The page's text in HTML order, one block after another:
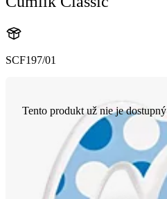
SCF197/01
Tento produkt už nie je dostupný